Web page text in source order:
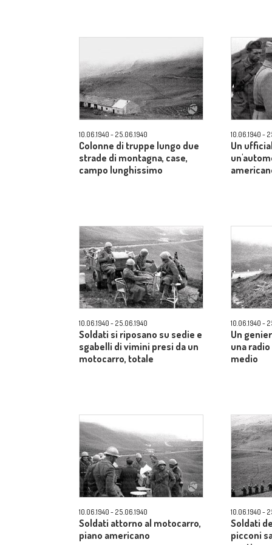
10.06.1940 - 25.06.1940
Colonne di truppe lungo due
strade di montagna, case,
campo lunghissimo
10.06.1940 -
Un
10.06.1940 - 25.06.1940
Soldati si riposano su sedie e
sgabelli di vimini presi da un
motocarro, totale
10.06.1940 -
Un
una
medio
10.06.1940 - 25.06.1940
Soldati attorno al motocarro,
piano americano
10.06.1940 -
Soldati
picconi